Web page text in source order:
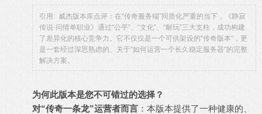
引用: 威杰版本库点评：在“传奇服务端”同质化严重的当下，《静寂
传说·问情单职业》通过“公平”、“文化”、“耐玩”三大支柱，成功构建
了差异化的核心竞争力。它不仅仅是一个可供架设的“传奇版本”，更
是一套经过深思熟虑的、关于“如何运营一个长久稳定服务器”的完整
解决方案。
为何此版本是您不可错过的选择？
对“传奇一条龙”运营者而言 ：本版本提供了一种健康的、